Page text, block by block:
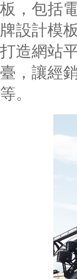
板，包括
牌設計模
打造網站
臺，讓經
等。